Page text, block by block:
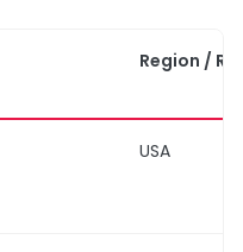
Region /
USA